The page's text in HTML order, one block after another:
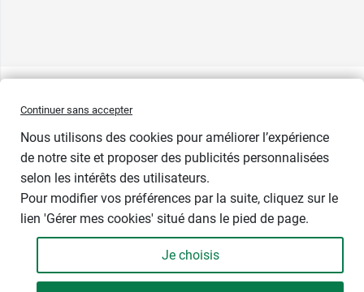
- +
Continuer sans accepter
Nous utilisons des cookies pour améliorer l’expérience
de notre site et proposer des publicités personnalisées
selon les intérêts des utilisateurs.
Pour modifier vos préférences par la suite, cliquez sur le
lien 'Gérer mes cookies' situé dans le pied de page.
Je choisis